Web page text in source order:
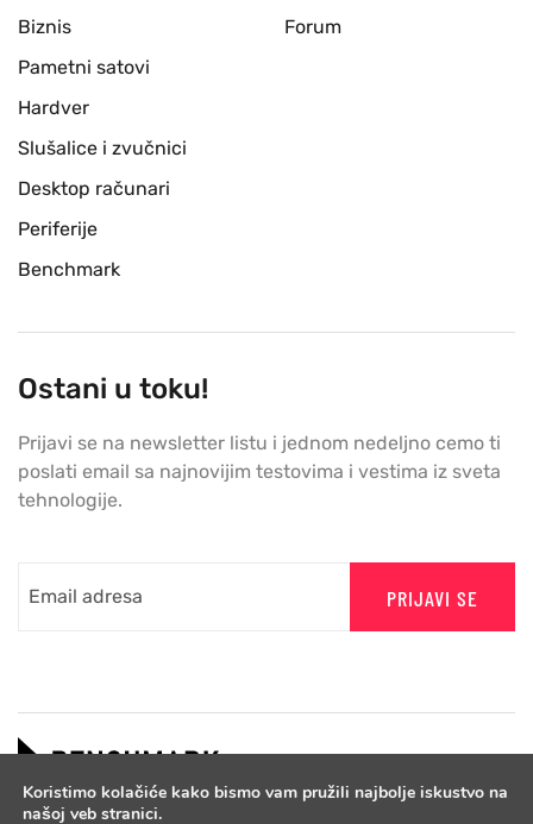
Biznis
Pametni satovi
Hardver
Slušalice i zvučnici
Desktop računari
Periferije
Benchmark
Forum
Ostani u toku!
Prijavi se na newsletter listu i jednom nedeljno cemo ti
poslati email sa najnovijim testovima i vestima iz sveta
tehnologije.
PRIJAVI SE
Koristimo kolačiće kako bismo vam pružili najbolje iskustvo na
našoj veb stranici.